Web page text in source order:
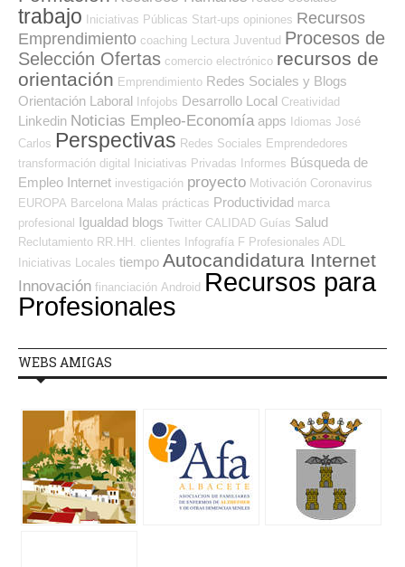
trabajo Iniciativas Públicas Start-ups opiniones Recursos
Emprendimiento coaching Lectura Juventud Procesos de
Selección Ofertas comercio electrónico recursos de
orientación Emprendimiento Redes Sociales y Blogs
Orientación Laboral Infojobs Desarrollo Local Creatividad
Linkedin Noticias Empleo-Economía apps Idiomas José
Carlos Perspectivas Redes Sociales Emprendedores
transformación digital
Iniciativas Privadas Informes Búsqueda de
Empleo Internet investigación proyecto Motivación Coronavirus
EUROPA Barcelona Malas prácticas Productividad marca
profesional Igualdad blogs Twitter CALIDAD Guías Salud
Reclutamiento RR.HH. clientes Infografía F Profesionales ADL
Iniciativas Locales tiempo Autocandidatura Internet
Innovación financiación Android Recursos para
Profesionales
WEBS AMIGAS